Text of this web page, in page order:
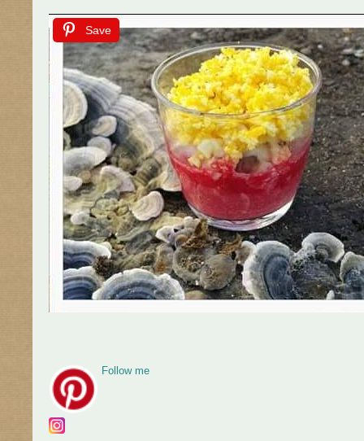
Save
Follow me